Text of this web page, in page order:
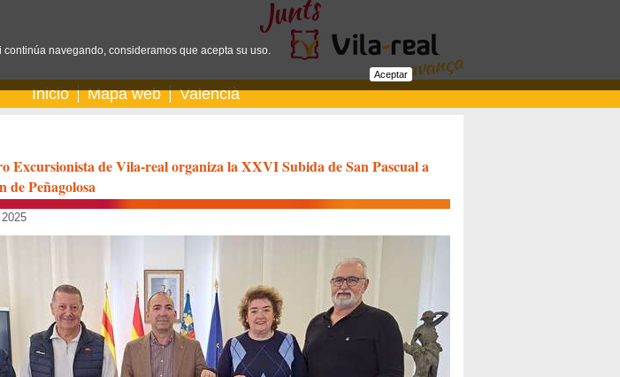
Inicio Mapa web Valencià
Excursionista de Vila-real organiza la XXVI Subida de San Pascual a
de Peñagolosa
navegando, consideramos que acepta su uso.
Aceptar